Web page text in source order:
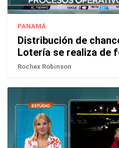
PANAMÁ
Distribución de
Lotería se realiza de
Rochex Robinson